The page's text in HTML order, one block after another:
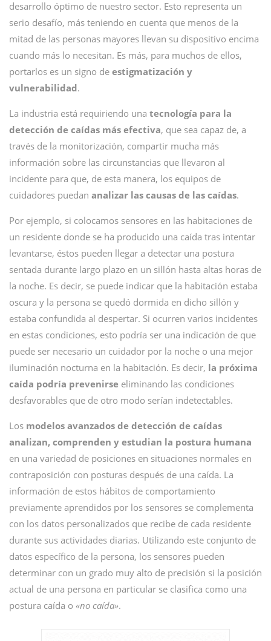
desarrollo óptimo de nuestro sector. Esto representa un
serio desafío, más teniendo en cuenta que menos de la
mitad de las personas mayores llevan su dispositivo encima
cuando más lo necesitan. Es más, para muchos de ellos,
portarlos es un signo de estigmatización y
vulnerabilidad.
La industria está requiriendo una tecnología para la
detección de caídas más efectiva, que sea capaz de, a
través de la monitorización, compartir mucha más
información sobre las circunstancias que llevaron al
incidente para que, de esta manera, los equipos de
cuidadores puedan analizar las causas de las caídas.
Por ejemplo, si colocamos sensores en las habitaciones de
un residente donde se ha producido una caída tras intentar
levantarse, éstos pueden llegar a detectar una postura
sentada durante largo plazo en un sillón hasta altas horas de
la noche. Es decir, se puede indicar que la habitación estaba
oscura y la persona se quedó dormida en dicho sillón y
estaba confundida al despertar. Si ocurren varios incidentes
en estas condiciones, esto podría ser una indicación de que
puede ser necesario un cuidador por la noche o una mejor
iluminación nocturna en la habitación. Es decir, la próxima
caída podría prevenirse eliminando las condiciones
desfavorables que de otro modo serían indetectables.
Los modelos avanzados de detección de caídas
analizan, comprenden y estudian la postura humana
en una variedad de posiciones en situaciones normales en
contraposición con posturas después de una caída. La
información de estos hábitos de comportamiento
previamente aprendidos por los sensores se complementa
con los datos personalizados que recibe de cada residente
durante sus actividades diarias. Utilizando este conjunto de
datos específico de la persona, los sensores pueden
determinar con un grado muy alto de precisión si la posición
actual de una persona en particular se clasifica como una
postura caída o «no caída».